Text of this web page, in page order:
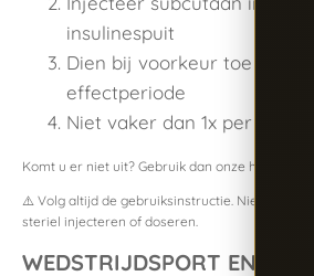
insulinespuit
Dien bij voorkeur toe 1–3
effectperiode
Niet vaker dan 1x per 24 uur
Komt u er niet uit? Gebruik dan onze handige
⚠️ Volg altijd de gebruiksinstructie. Niet
steriel injecteren of doseren.
WEDSTRIJDSPORT EN